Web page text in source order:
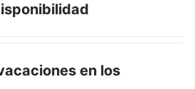
en los